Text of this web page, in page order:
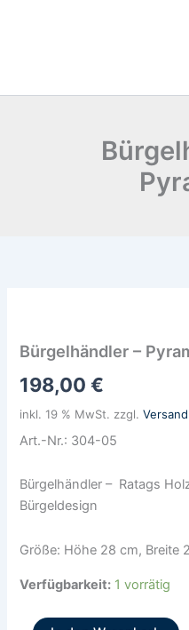
Bürgelhändler –
198,00€
inkl. 19 % MwSt. zzgl.
Art.-Nr.: 304-05
Bürgelhändler – Ratags
Bürgeldesign
Größe: Höhe 28 cm, Breite
Verfügbarkeit: 1 vorrätig
Menge